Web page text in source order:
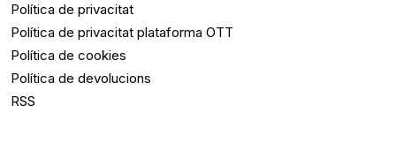
Política de privacitat
Política de privacitat plataforma OTT
Política de cookies
Política de devolucions
RSS